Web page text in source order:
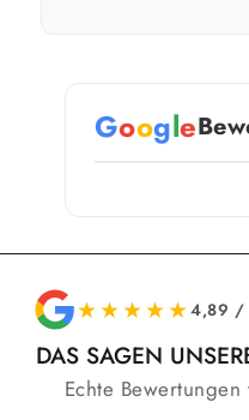
Google
★★★★★4,89 /
DAS SAGEN
Echte